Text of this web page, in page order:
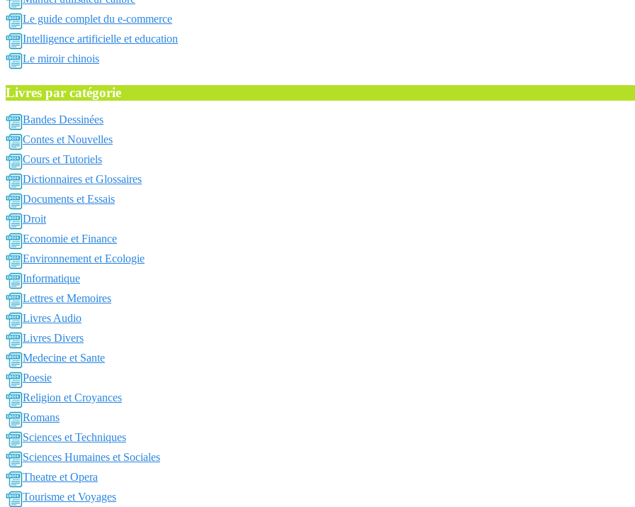
Le guide complet du e-commerce
Intelligence artificielle et education
Le miroir chinois
Livres par catégorie
Bandes Dessinées
Contes et Nouvelles
Cours et Tutoriels
Dictionnaires et Glossaires
Documents et Essais
Droit
Economie et Finance
Environnement et Ecologie
Informatique
Lettres et Memoires
Livres Audio
Livres Divers
Medecine et Sante
Poesie
Religion et Croyances
Romans
Sciences et Techniques
Sciences Humaines et Sociales
Theatre et Opera
Tourisme et Voyages